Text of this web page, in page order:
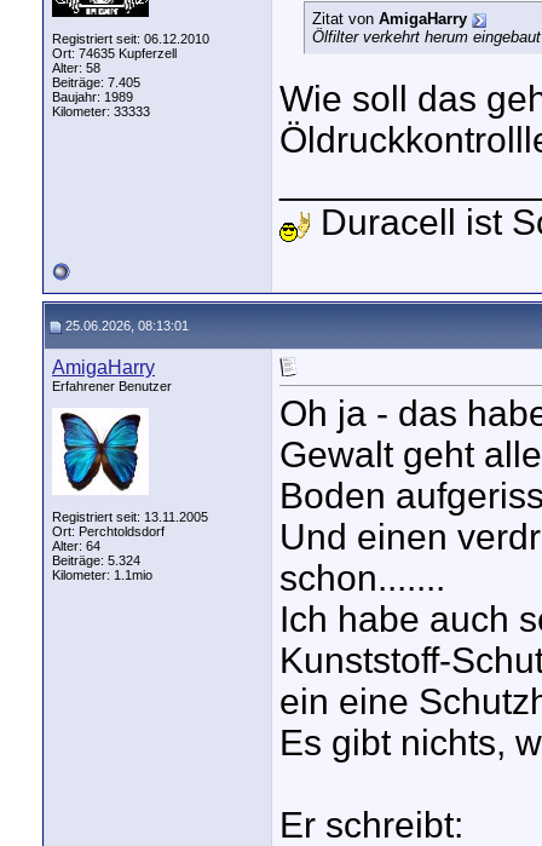
Registriert seit: 06.12.2010
Ort: 74635 Kupferzell
Alter: 58
Beiträge: 7.405
Baujahr: 1989
Kilometer: 33333
Zitat von AmigaHarry
Ölfilter verkehrt herum
Wie soll das
Duracell ist
25.06.2026, 08:13:01
AmigaHarry
Erfahrener Benutzer
Registriert seit: 13.11.2005
Ort: Perchtoldsdorf
Alter: 64
Beiträge: 5.324
Kilometer: 1.1mio
Oh ja - das
Gewalt geht
Boden
Und einen
schon.......
Ich habe auch
Kunststoff-
ein eine
Es gibt nichts,
Er schreibt: